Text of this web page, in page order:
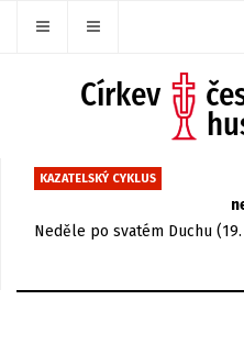
KAZATELSKÝ CYKLUS
Neděle po svatém Duchu